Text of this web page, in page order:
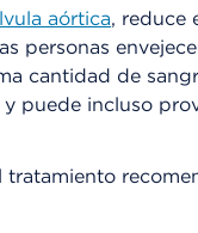
aórtica, reduce
personas
cantidad de
puede incluso
tratamiento